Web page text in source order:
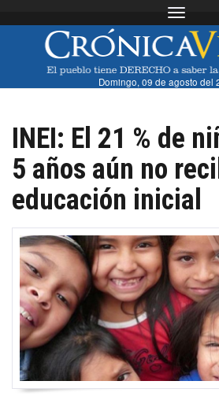
Toggle
Domingo, 09 de agosto del
INEI: El 21 % de
5 años aún no
educación inicial